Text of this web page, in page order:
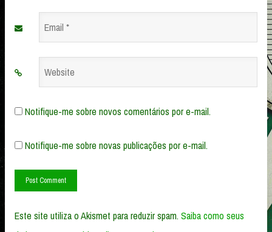
Email
Website
Notifique-me sobre novos comentários por e-mail.
Notifique-me sobre novas publicações por e-mail.
Este site utiliza o Akismet para reduzir spam.Saiba como seus